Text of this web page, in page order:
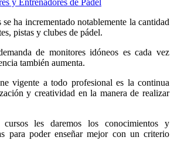
ha incrementado notablemente la cantidad
pistas y clubes de pádel.
de monitores idóneos es cada vez
también aumenta.
vigente a todo profesional es la continua
y creatividad en la manera de realizar
les daremos los conocimientos y
para poder enseñar mejor con un criterio